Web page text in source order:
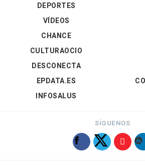
DEPORTES
VÍDEOS
CHANCE
CULTURAOCIO
DESCONECTA
EPDATA.ES
INFOSALUS
SÍGUENOS